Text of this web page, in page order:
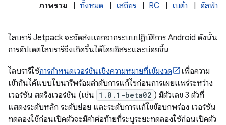
ภาพรวม ทั้งหมด เสถียร RC เบต้า อัลฟ่า
ไลบรารี Jetpack จะจัดส่งแยกจากระบบปฏิบัติการ Android ดังนั้น
การอัปเดตไลบรารีจึงเกิดขึ้นได้โดยอิสระและบ่อยขึ้น
ไลบรารีใช้การกำหนดเวอร์ชันเชิงความหมายที่เข้มงวด
เพื่อความ
เข้ากันได้แบบไบนารีพร้อมลำดับการแก้ไขก่อนการเผยแพร่ระหว่าง
เวอร์ชัน สตริงเวอร์ชัน (เช่น 1.0.1-beta02 ) มีตัวเลข 3 ตัวที่
แสดงระดับหลัก ระดับย่อย และระดับการแก้ไขข้อบกพร่อง เวอร์ชัน
ทดลองใช้ก่อนเปิดตัวจะมีคำต่อท้ายที่ระบุระยะทดลองใช้ก่อนเปิดตัว